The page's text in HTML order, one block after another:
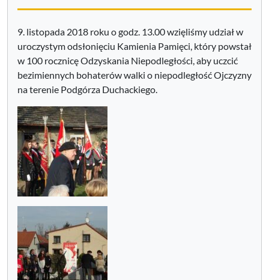
9. listopada 2018 roku o godz. 13.00 wzięliśmy udział w
uroczystym odsłonięciu Kamienia Pamięci, który powstał
w 100 rocznicę Odzyskania Niepodległości, aby uczcić
bezimiennych bohaterów walki o niepodległość Ojczyzny
na terenie Podgórza Duchackiego.